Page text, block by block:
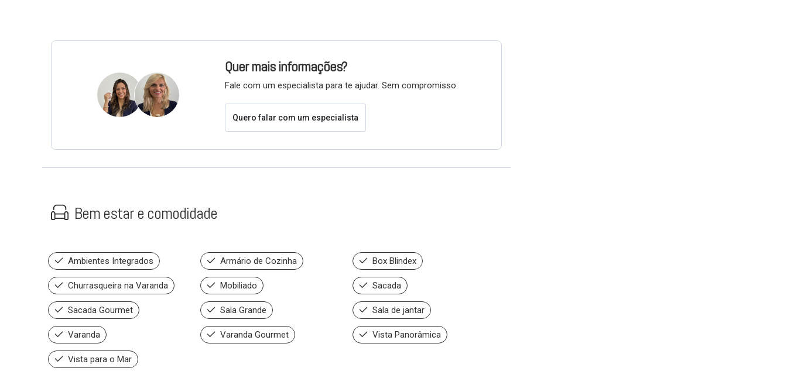
Quer mais informações?
Fale com um especialista para te ajudar. Sem compromisso.
Quero falar com um especialista
Bem estar e comodidade
Ambientes Integrados Armário de Cozinha Box Blindex
Churrasqueira na Varanda Mobiliado Sacada
Sacada Gourmet Sala Grande Sala de jantar
Varanda Varanda Gourmet Vista Panorâmica
Vista para o Mar